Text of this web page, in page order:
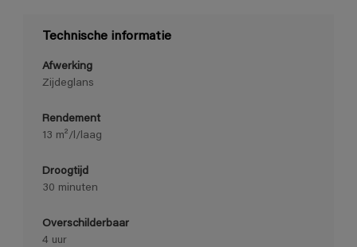
Technische informatie
Afwerking
Zijdeglans
Rendement
13 m²/l/laag
Droogtijd
30 minuten
Overschilderbaar
4 uur